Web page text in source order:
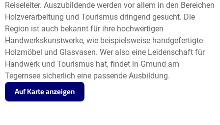
Reiseleiter. Auszubildende werden vor allem in den Bereichen
Holzverarbeitung und Tourismus dringend gesucht. Die
Region ist auch bekannt für ihre hochwertigen
Handwerkskunstwerke, wie beispielsweise handgefertigte
Holzmöbel und Glasvasen. Wer also eine Leidenschaft für
Handwerk und Tourismus hat, findet in Gmund am
Tegernsee sicherlich eine passende Ausbildung.
Auf Karte anzeigen